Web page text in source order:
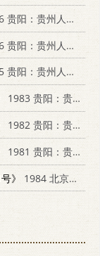
：贵州人民出版社 13115·75
：贵州人民出版社 13115·76
：贵州人民出版社 13115·59
1983 贵阳：贵州人民出版社 13115·46
1982 贵阳：贵州人民出版社 13115·39
1981 贵阳：贵州人民出版社 13115·29
》
1984 北京：科学出版社 13031·2729